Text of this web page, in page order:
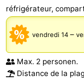
Middelburg
Météo
Contact
réfrigérateur,
vendredi 14 –
Max. 2 personen.
Distance de la